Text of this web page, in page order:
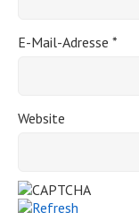
E-Mail-Adresse *
Website